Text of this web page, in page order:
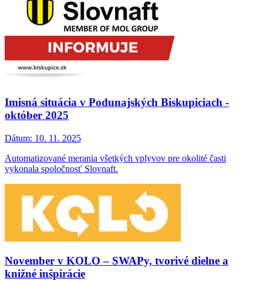
Imisná situácia v Podunajských Biskupiciach -
október 2025
Dátum: 10. 11. 2025
Automatizované merania všetkých vplyvov pre okolité časti
vykonala spoločnosť Slovnaft.
November v KOLO – SWAPy, tvorivé dielne a
knižné inšpirácie